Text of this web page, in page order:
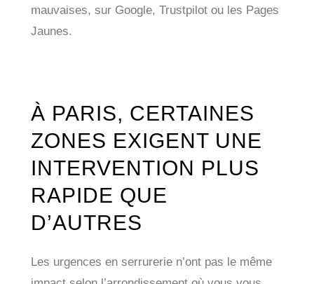
mauvaises, sur Google, Trustpilot ou les Pages
Jaunes.
À PARIS, CERTAINES
ZONES EXIGENT UNE
INTERVENTION PLUS
RAPIDE QUE
D’AUTRES
Les urgences en serrurerie n’ont pas le même